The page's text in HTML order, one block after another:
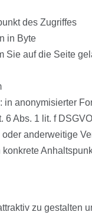
des Zugriffes
in Byte
Sie auf die Seite
in anonymisierter
6 Abs. 1 lit. f
anderweitige
zu gestalten